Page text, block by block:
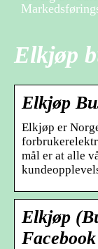
Elkjøp
Elkjøp
Elkjøp er
mål er at alle
Elkjøp
Facebook